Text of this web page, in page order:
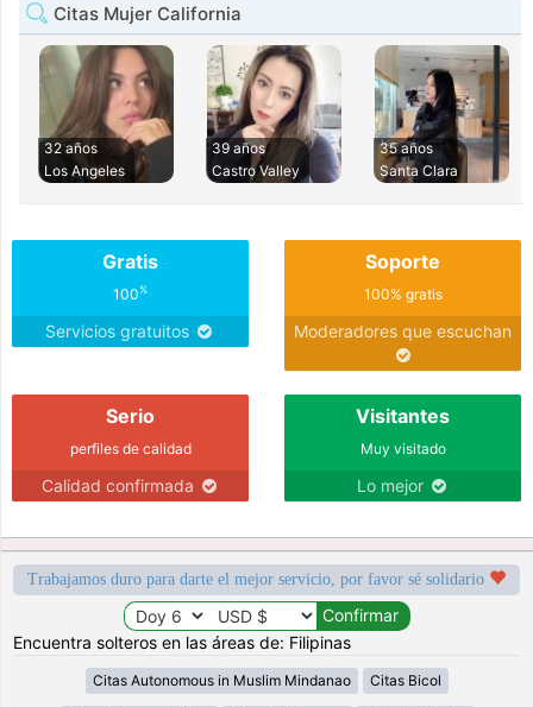
Citas Mujer California
32 años
Los Angeles
39 años
Castro Valley
35 años
Santa Clara
Gratis
100%
Servicios gratuitos
Soporte
100% gratis
Moderadores que escuchan
Serio
perfiles de calidad
Calidad confirmada
Visitantes
Muy visitado
Lo mejor
Trabajamos duro para darte el mejor servicio, por favor sé solidario
Encuentra solteros en las áreas de: Filipinas
Citas Autonomous in Muslim Mindanao Citas Bicol